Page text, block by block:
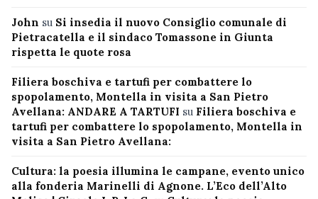
John su Si insedia il nuovo Consiglio comunale di
Pietracatella e il sindaco Tomassone in Giunta
rispetta le quote rosa
Filiera boschiva e tartufi per combattere lo
spopolamento, Montella in visita a San Pietro
Avellana: ANDARE A TARTUFI su Filiera boschiva e
tartufi per combattere lo spopolamento, Montella in
visita a San Pietro Avellana:
Cultura: la poesia illumina le campane, evento unico
alla fonderia Marinelli di Agnone. L’Eco dell’Alto